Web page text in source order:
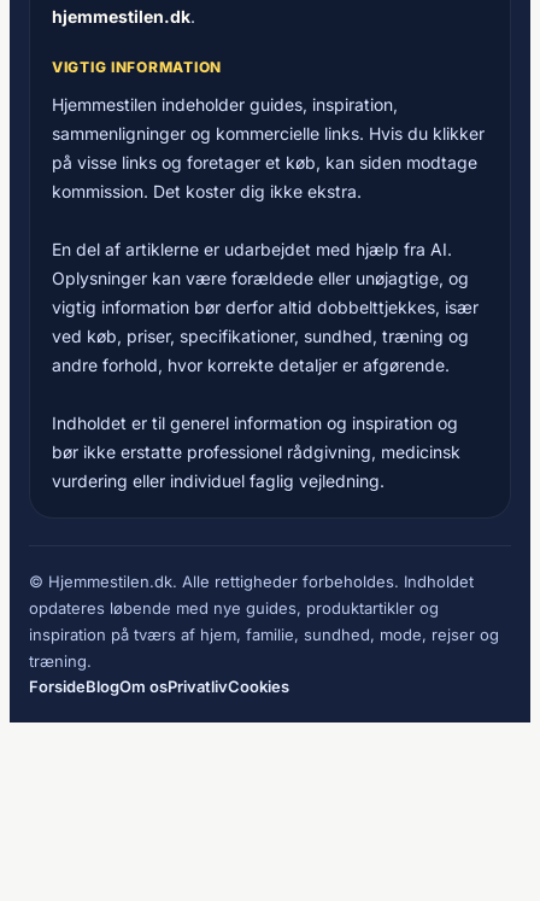
hjemmestilen.dk.
VIGTIG INFORMATION
Hjemmestilen indeholder guides, inspiration,
sammenligninger og kommercielle links. Hvis du klikker
på visse links og foretager et køb, kan siden modtage
kommission. Det koster dig ikke ekstra.
En del af artiklerne er udarbejdet med hjælp fra AI.
Oplysninger kan være forældede eller unøjagtige, og
vigtig information bør derfor altid dobbelttjekkes, især
ved køb, priser, specifikationer, sundhed, træning og
andre forhold, hvor korrekte detaljer er afgørende.
Indholdet er til generel information og inspiration og
bør ikke erstatte professionel rådgivning, medicinsk
vurdering eller individuel faglig vejledning.
© Hjemmestilen.dk. Alle rettigheder forbeholdes. Indholdet
opdateres løbende med nye guides, produktartikler og
inspiration på tværs af hjem, familie, sundhed, mode, rejser og
træning.
ForsideBlogOm osPrivatlivCookies